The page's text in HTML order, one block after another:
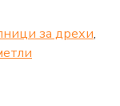
за дрехи,